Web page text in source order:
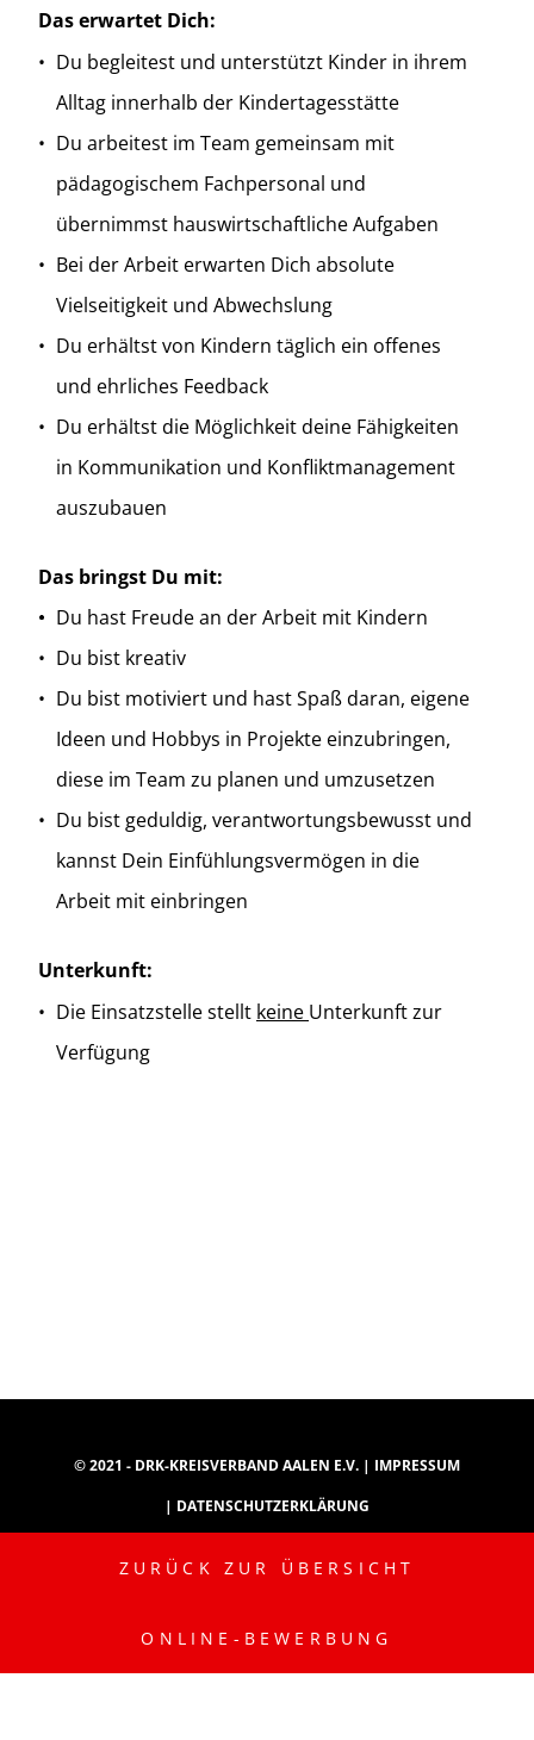
Das erwartet Dich:
Du begleitest und unterstützt Kinder in ihrem
Alltag innerhalb der Kindertagesstätte
Du arbeitest im Team gemeinsam mit
pädagogischem Fachpersonal und
übernimmst hauswirtschaftliche Aufgaben
Bei der Arbeit erwarten Dich absolute
Vielseitigkeit und Abwechslung
Du erhältst von Kindern täglich ein offenes
und ehrliches Feedback
Du erhältst die Möglichkeit deine Fähigkeiten
in Kommunikation und Konfliktmanagement
auszubauen
Das bringst Du mit:
Du hast Freude an der Arbeit mit Kindern
Du bist kreativ
Du bist motiviert und hast Spaß daran, eigene
Ideen und Hobbys in Projekte einzubringen,
diese im Team zu planen und umzusetzen
Du bist geduldig, verantwortungsbewusst und
kannst Dein Einfühlungsvermögen in die
Arbeit mit einbringen
Unterkunft:
Die Einsatzstelle stellt keine Unterkunft zur
Verfügung
© 2021 - DRK-KREISVERBAND AALEN E.V. | IMPRESSUM
| DATENSCHUTZERKLÄRUNG
INSTAGRAM
YOUTUBE
ZURÜCK ZUR ÜBERSICHT
ONLINE-BEWERBUNG